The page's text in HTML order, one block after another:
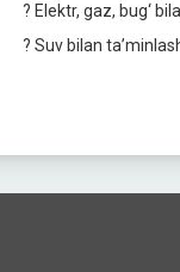
? Elektr, gaz, bug‘
? Suv bilan